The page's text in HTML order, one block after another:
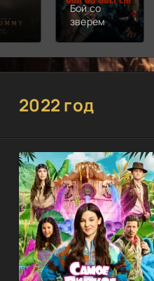
Бой со
зверем
2022 год